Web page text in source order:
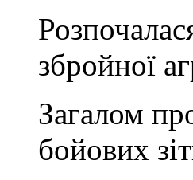
збройної
Загалом
бойових